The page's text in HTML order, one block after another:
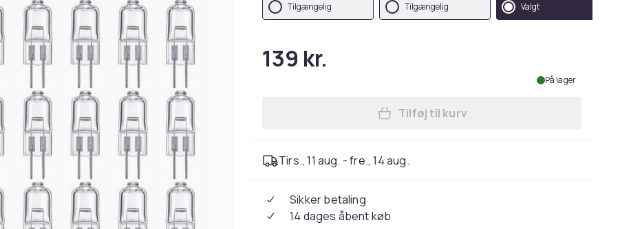
Tilgængelig
Tilgængelig
Valgt
139 kr.
På lager
Læg G4 Halogenpærer / Stiftpærer
Tilføj til kurv
Tirs., 11 aug. - fre., 14 aug.
Sikker betaling
14 dages åbent køb